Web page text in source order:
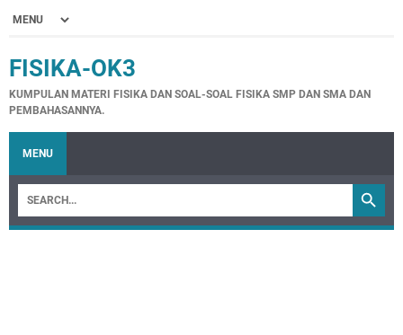
FISIKA-OK3
KUMPULAN MATERI FISIKA DAN SOAL-SOAL FISIKA SMP DAN SMA DAN
PEMBAHASANNYA.
MENU